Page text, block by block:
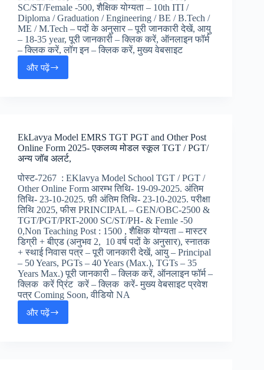
SC/ST/Female -500, शैक्षिक योग्यता – 10th ITI /
Diploma / Graduation / Engineering / BE / B.Tech /
ME / M.Tech – पदों के अनुसार – पूरी जानकारी देखें, आयु
– 18-35 year, पूरी जानकारी – क्लिक करें, ऑनलाइन फॉर्म
– क्लिक करें, लॉग इन – क्लिक करें, मुख्य वेबसाइट
और पढ़ेंISRO
–
ISRO
SDSC
SHAR
में
निकली
विभिन्न
पदों
पर
भर्ती,
EkLavya Model EMRS TGT PGT and Other Post
Online Form 2025- एकलव्य मोडल स्कूल TGT / PGT/
अन्य जॉब अलर्ट,
पोस्ट-7267 : EKlavya Model School TGT / PGT /
Other Online Form आरम्भ तिथि- 19-09-2025. अंतिम
तिथि- 23-10-2025. फ़ी अंतिम तिथि- 23-10-2025. परीक्षा
तिथि 2025, फीस PRINCIPAL – GEN/OBC-2500 &
TGT/PGT/PRT-2000 SC/ST/PH- & Femle -50
0,Non Teaching Post : 1500 , शैक्षिक योग्यता – मास्टर
डिग्री + बीएड (अनुभव 2, 10 वर्ष पदों के अनुसार), स्नातक
+ स्थाई निवास पत्र – पूरी जानकारी देखें, आयु – Principal
– 50 Years, PGTs – 40 Years (Max.), TGTs – 35
Years Max.) पूरी जानकारी – क्लिक करें, ऑनलाइन फॉर्म –
क्लिक करें प्रिंट करें – क्लिक करें- मुख्य वेबसाइट प्रवेश
पत्र Coming Soon, वीडियो NA
और पढ़ेंEkLavya